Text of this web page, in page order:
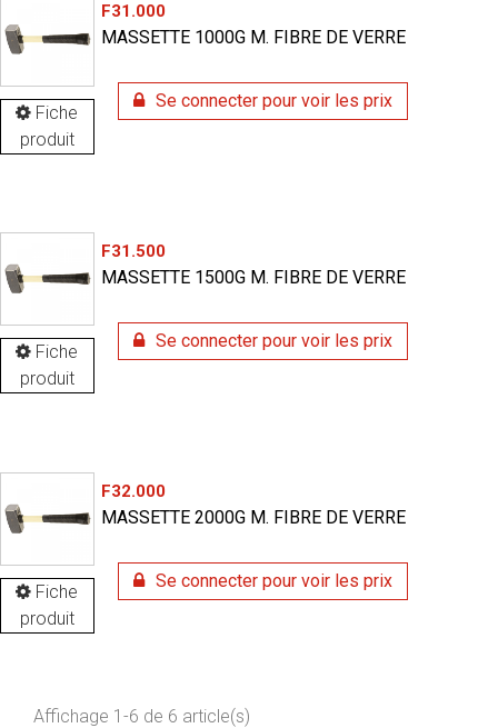
Fiche
produit
F31.000
MASSETTE 1000G M. FIBRE DE VERRE
Se connecter pour voir les prix
Fiche
produit
F31.500
MASSETTE 1500G M. FIBRE DE VERRE
Se connecter pour voir les prix
Fiche
produit
F32.000
MASSETTE 2000G M. FIBRE DE VERRE
Se connecter pour voir les prix
Affichage 1-6 de 6 article(s)